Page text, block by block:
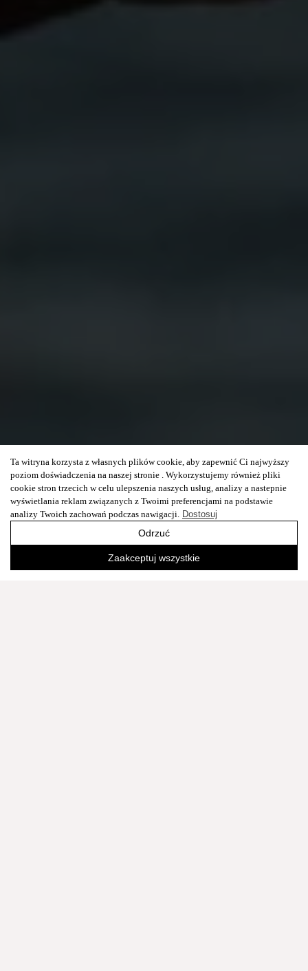
Ta witryna korzysta z własnych plików cookie, aby zapewnić Ci najwyższy
poziom doświadczenia na naszej stronie . Wykorzystujemy również pliki
cookie stron trzecich w celu ulepszenia naszych usług, analizy a nastepnie
wyświetlania reklam związanych z Twoimi preferencjami na podstawie
analizy Twoich zachowań podczas nawigacji. Dostosuj
Odrzuć
Zaakceptuj wszystkie